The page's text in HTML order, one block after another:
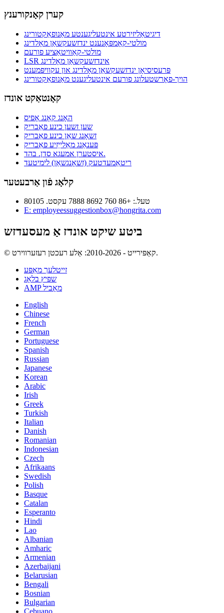
קערן קאָנקורענץ
דיגיטאַליזירטע אינטעליגענטע מאַנופאַקטורינג
מולטי-קאָמפּאָנענט ינדזשעקשאַן מאָלדינג
מולטי-קאַוויטאַציע פורעם
LSR אינדזשעקשאַן מאָלדינג
פּרעסיסיאָן ינדזשעקשאַן מאָלדינג און עקוויפּמענט
הויך-פאָרשטעלונג פורעם אינטעליגענט מאַנופאַקטורינג
קאָנטאַקט אונדז
האָנג קאָנג אָפיס
שען זשען כינע פאַבריק
זשאָנג שאַן כינע פאַבריק
פּענאַנג מאַלייַזיע פאַבריק
איסטערן אמעגא סדן. בהד.
ריטאַמעדטעק (זשאָנגשאַן) לימיטעד
קלאָג פֿון אַרבעטער
טעל.: +86 760 8692 7888 עקסט. 80105
E: employeessuggestionbox@hongrita.com
ביטע שיקט אונדז אַ מעסעדזש
© קאַפּירייט - 2010-2026: אַלע רעכטן רעזערווירט.
זייטלעך מאַפּע
שפּיץ בלאָג
AMP מאָביל
English
Chinese
French
German
Portuguese
Spanish
Russian
Japanese
Korean
Arabic
Irish
Greek
Turkish
Italian
Danish
Romanian
Indonesian
Czech
Afrikaans
Swedish
Polish
Basque
Catalan
Esperanto
Hindi
Lao
Albanian
Amharic
Armenian
Azerbaijani
Belarusian
Bengali
Bosnian
Bulgarian